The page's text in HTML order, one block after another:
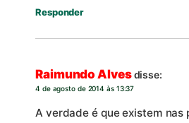
Responder
Raimundo Alvesdisse:
4 de agosto de 2014 às 13:37
A verdade é que existem nas